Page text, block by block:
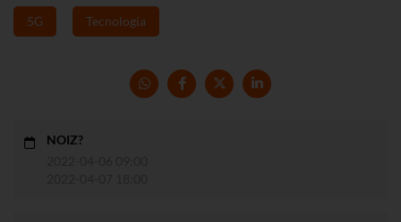
5G Tecnología
NOIZ?